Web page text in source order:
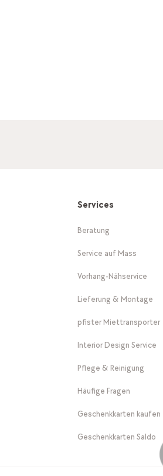
Services
Beratung
Service auf Mass
Vorhang-Nähservice
Lieferung & Montage
pfister Miettransporter
Interior Design Service
Pflege & Reinigung
Häufige Fragen
Geschenkkarten kaufen
Geschenkkarten Saldo